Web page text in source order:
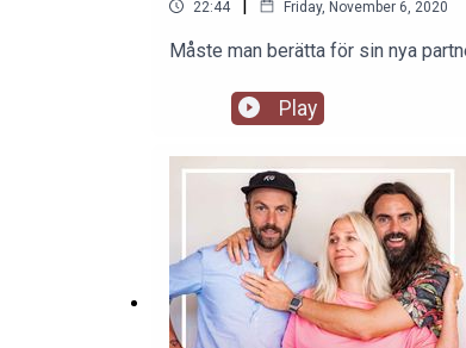
22:44 | Friday, November 6, 2020
Måste man berätta för sin nya
Play